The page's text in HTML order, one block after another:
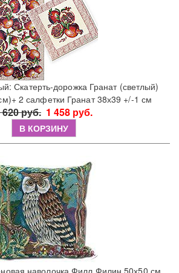
Скатерть-дорожка Гранат (светлый)
2 салфетки Гранат 38х39 +/-1 см
620 руб. 1 458 руб.
В КОРЗИНУ
наволочка Филл Филин 50х50 см